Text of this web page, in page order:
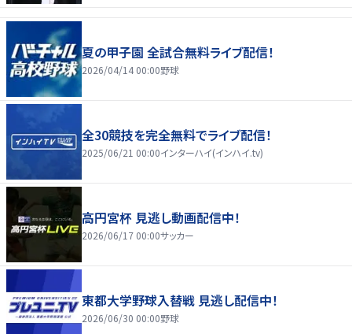
夏の甲子園 全試合無料ライブ配信！
2026/04/14 00:00野球
全30競技を完全無料でライブ配信！
2025/06/21 00:00インターハイ(インハイ.tv)
高円宮杯 見逃し動画配信中！
2026/06/17 00:00サッカー
東都大学野球入替戦 見逃し配信中！
2026/06/30 00:00野球